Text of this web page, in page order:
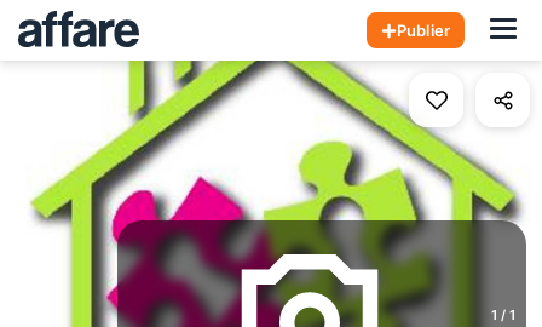
Publier
1 / 1